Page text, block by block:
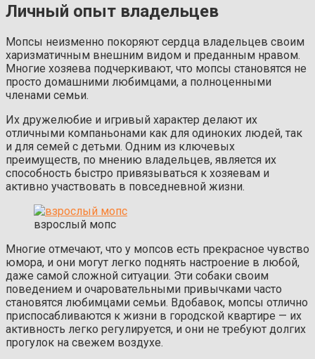
Личный опыт владельцев
Мопсы неизменно покоряют сердца владельцев своим
харизматичным внешним видом и преданным нравом.
Многие хозяева подчеркивают, что мопсы становятся не
просто домашними любимцами, а полноценными
членами семьи.
Их дружелюбие и игривый характер делают их
отличными компаньонами как для одиноких людей, так
и для семей с детьми. Одним из ключевых
преимуществ, по мнению владельцев, является их
способность быстро привязываться к хозяевам и
активно участвовать в повседневной жизни.
взрослый мопс
Многие отмечают, что у мопсов есть прекрасное чувство
юмора, и они могут легко поднять настроение в любой,
даже самой сложной ситуации. Эти собаки своим
поведением и очаровательными привычками часто
становятся любимцами семьи. Вдобавок, мопсы отлично
приспосабливаются к жизни в городской квартире — их
активность легко регулируется, и они не требуют долгих
прогулок на свежем воздухе.